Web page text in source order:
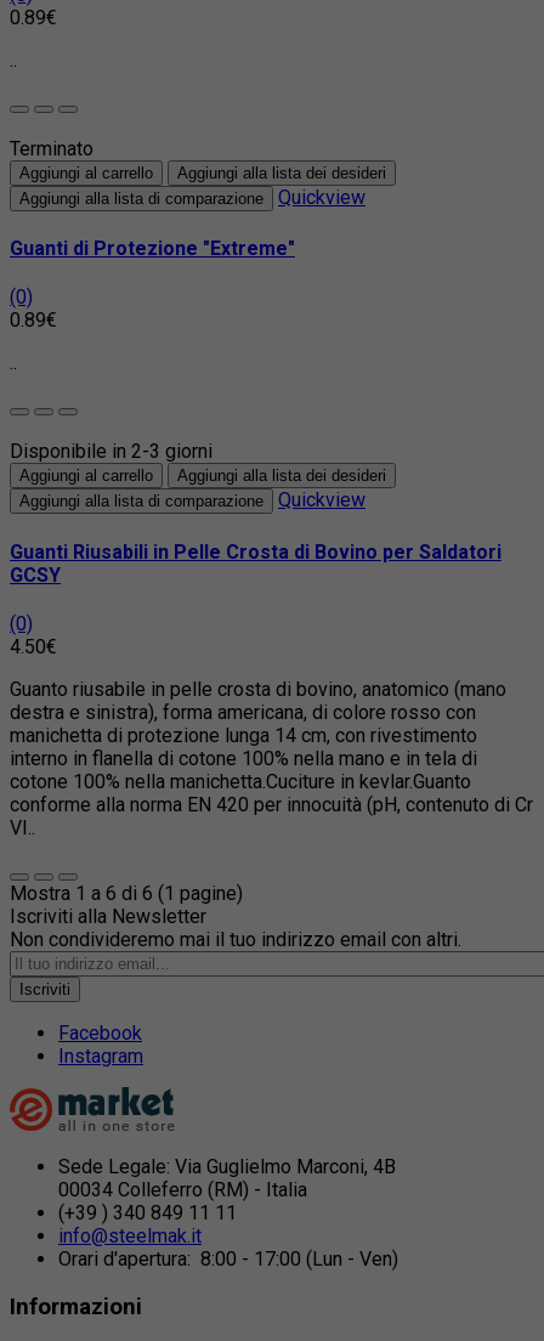
0.89€
Terminato
Aggiungi al carrello
Aggiungi alla lista dei desideri
Aggiungi alla lista di comparazione
Quickview
Guanti di Protezione "Extreme"
(0)
0.89€
..
Disponibile in 2-3 giorni
Aggiungi al carrello
Aggiungi alla lista dei desideri
Aggiungi alla lista di comparazione
Quickview
Guanti Riusabili in Pelle Crosta di Bovino per Saldatori
GCSY
(0)
4.50€
Guanto riusabile in pelle crosta di bovino, anatomico (mano
destra e sinistra), forma americana, di colore rosso con
manichetta di protezione lunga 14 cm, con rivestimento
interno in flanella di cotone 100% nella mano e in tela di
cotone 100% nella manichetta.Cuciture in kevlar.Guanto
conforme alla norma EN 420 per innocuità (pH, contenuto di Cr
VI..
Mostra 1 a 6 di 6 (1 pagine)
Iscriviti alla Newsletter
Non condivideremo mai il tuo indirizzo email con altri.
Iscriviti
Facebook
Instagram
Sede Legale: Via Guglielmo Marconi, 4B
00034 Colleferro (RM) - Italia
(+39 ) 340 849 11 11
info@steelmak.it
Orari d'apertura: 8:00 - 17:00 (Lun - Ven)
Informazioni